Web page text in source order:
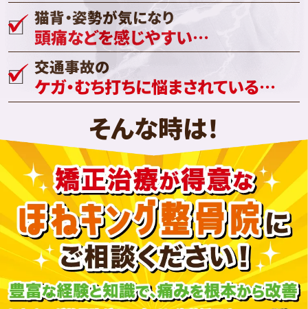
猫背・姿勢が気になり
頭痛などを感じやすい…
交通事故の
ケガ・むち打ちに悩まされている…
そんな時は！